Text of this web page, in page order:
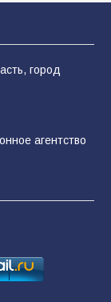
работы
это
город
агентство